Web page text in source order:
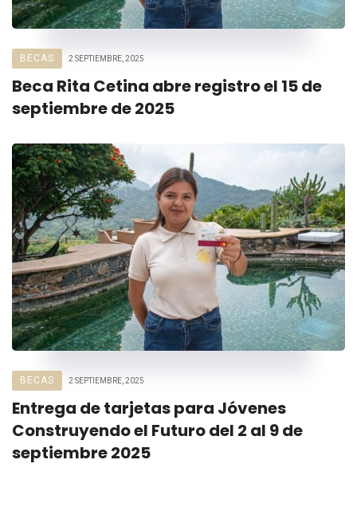
BECAS 2 SEPTIEMBRE, 2025
Beca Rita Cetina abre registro el 15 de
septiembre de 2025
BECAS 2 SEPTIEMBRE, 2025
Entrega de tarjetas para Jóvenes
Construyendo el Futuro del 2 al 9 de
septiembre 2025